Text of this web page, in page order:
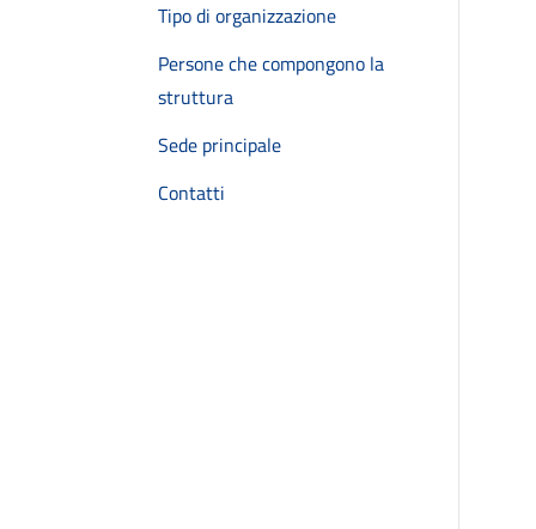
Tipo di organizzazione
Persone che compongono la
struttura
Sede principale
Contatti